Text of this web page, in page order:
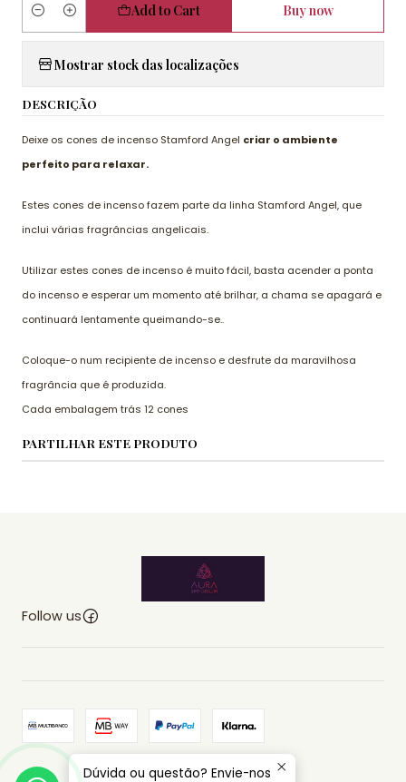
Quantity
Add to Cart Buy now
Mostrar stock das localizações
DESCRIÇÃO
Deixe os cones de incenso Stamford Angel criar o ambiente
perfeito para relaxar.
Estes cones de incenso fazem parte da linha Stamford Angel, que
inclui várias fragrâncias angelicais.
Utilizar estes cones de incenso é muito fácil, basta acender a ponta
do incenso e esperar um momento até brilhar, a chama se apagará e
continuará lentamente queimando-se..
Coloque-o num recipiente de incenso e desfrute da maravilhosa
fragrância que é produzida.
Cada embalagem trás 12 cones
PARTILHAR ESTE PRODUTO
Follow us
2026 AURA EMPORIUM.
Dúvida ou questão? Envie-nos